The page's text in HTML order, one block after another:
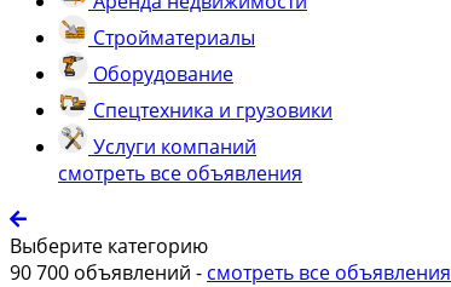
Стройматериалы
Оборудование
Спецтехника и грузовики
Услуги компаний
смотреть все объявления
Выберите категорию
90 700 объявлений - смотреть все объявления